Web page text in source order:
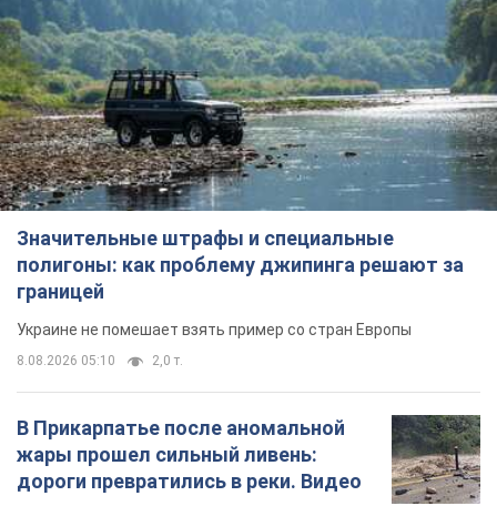
Значительные штрафы и специальные
полигоны: как проблему джипинга решают за
границей
Украине не помешает взять пример со стран Европы
8.08.2026 05:10 2,0 т.
В Прикарпатье после аномальной
жары прошел сильный ливень:
дороги превратились в реки. Видео